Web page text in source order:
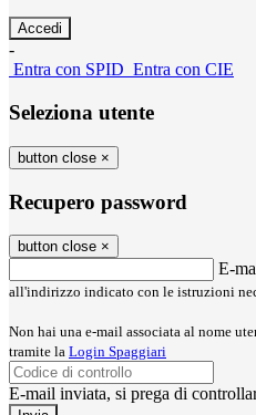
-
Entra con SPID Entra con CIE
Seleziona utente
button close ×
Recupero password
button close ×
E-
all'indirizzo indicato con le istruzioni
Non hai una e-mail associata al nome
tramite la Login Spaggiari
E-mail inviata, si prega di